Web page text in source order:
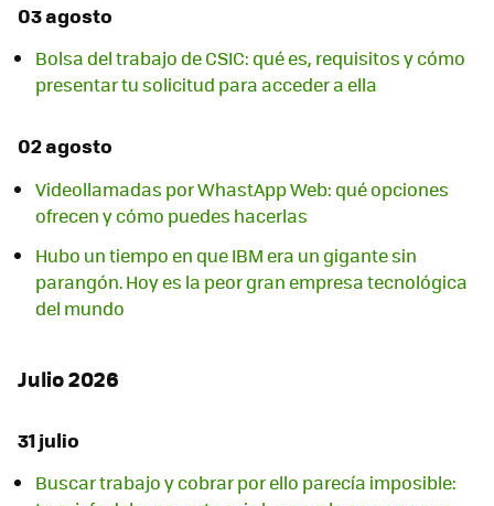
03 agosto
Bolsa del trabajo de CSIC: qué es, requisitos y cómo
presentar tu solicitud para acceder a ella
02 agosto
Videollamadas por WhastApp Web: qué opciones
ofrecen y cómo puedes hacerlas
Hubo un tiempo en que IBM era un gigante sin
parangón. Hoy es la peor gran empresa tecnológica
del mundo
Julio 2026
31 julio
Buscar trabajo y cobrar por ello parecía imposible: